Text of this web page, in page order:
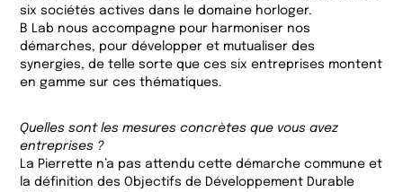
six sociétés actives dans le domaine horloger.
B Lab nous accompagne pour harmoniser nos
démarches, pour développer et mutualiser des
synergies, de telle sorte que ces six entreprises montent
en gamme sur ces thématiques.
Quelles sont les mesures concrètes que vous avez
entreprises ?
La Pierrette n’a pas attendu cette démarche commune et
la définition des Objectifs de Développement Durable